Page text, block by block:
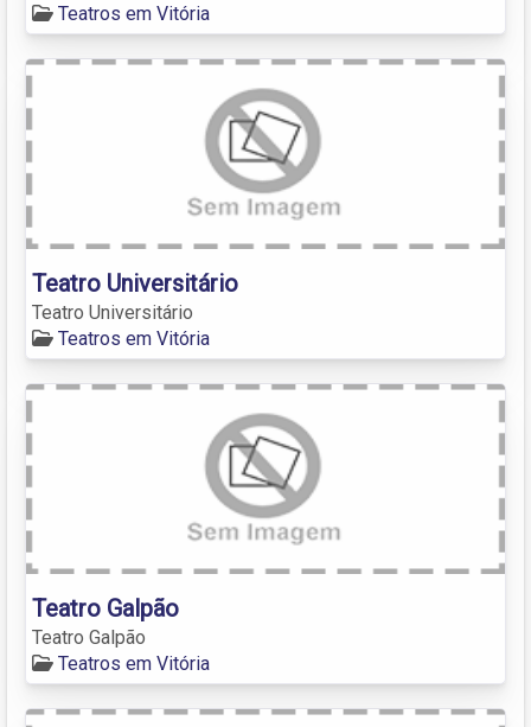
Teatros em Vitória
Teatro Universitário
Teatro Universitário
Teatros em Vitória
Teatro Galpão
Teatro Galpão
Teatros em Vitória